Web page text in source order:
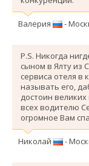
Валерия -
P.S. Никогда
сыном в Ялту из
сервиса отеля в
называть его,
достоин
всех водителю
огромное Вам
Николай -